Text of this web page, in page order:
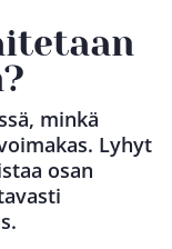
minkä
Lyhyt
osan